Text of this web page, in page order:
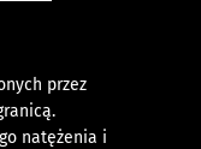
przez
natężenia i